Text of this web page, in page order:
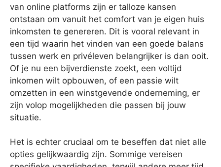
van online platforms zijn er talloze kansen
ontstaan om vanuit het comfort van je eigen huis
inkomsten te genereren. Dit is vooral relevant in
een tijd waarin het vinden van een goede balans
tussen werk en privéleven belangrijker is dan ooit.
Of je nu een bijverdienste zoekt, een voltijd
inkomen wilt opbouwen, of een passie wilt
omzetten in een winstgevende onderneming, er
zijn volop mogelijkheden die passen bij jouw
situatie.
Het is echter cruciaal om te beseffen dat niet alle
opties gelijkwaardig zijn. Sommige vereisen